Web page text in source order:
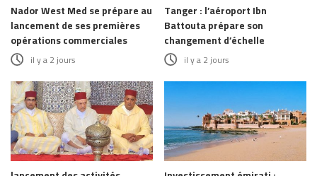
Nador West Med se prépare au
lancement de ses premières
opérations commerciales
il y a 2 jours
Tanger : l’aéroport Ibn
Battouta prépare son
changement d’échelle
il y a 2 jours